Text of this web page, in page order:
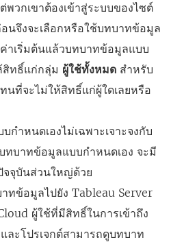
พวกเขาต้องเข้าสู่ระบบของไซต์
อนจึงจะเลือกหรือใช้บทบาทข้อมูล
าเริ่มต้นแล้วบทบาทข้อมูลแบบ
สิทธิ์แก่กลุ่ม ผู้ใช้ทั้งหมด สำหรับ
นที่จะไม่ให้สิทธิ์แก่ผู้ใดเลยหรือ
ำหนดเองไม่เฉพาะเจาะจงกับ
ทบาทข้อมูลแบบกำหนดเอง จะมี
จจุบันส่วนใหญ่ด้วย
าทข้อมูลไปยัง Tableau Server
ผู้ใช้ที่มีสิทธิ์ในการเข้าถึง
ละโปรเจกต์สามารถดูบทบาท